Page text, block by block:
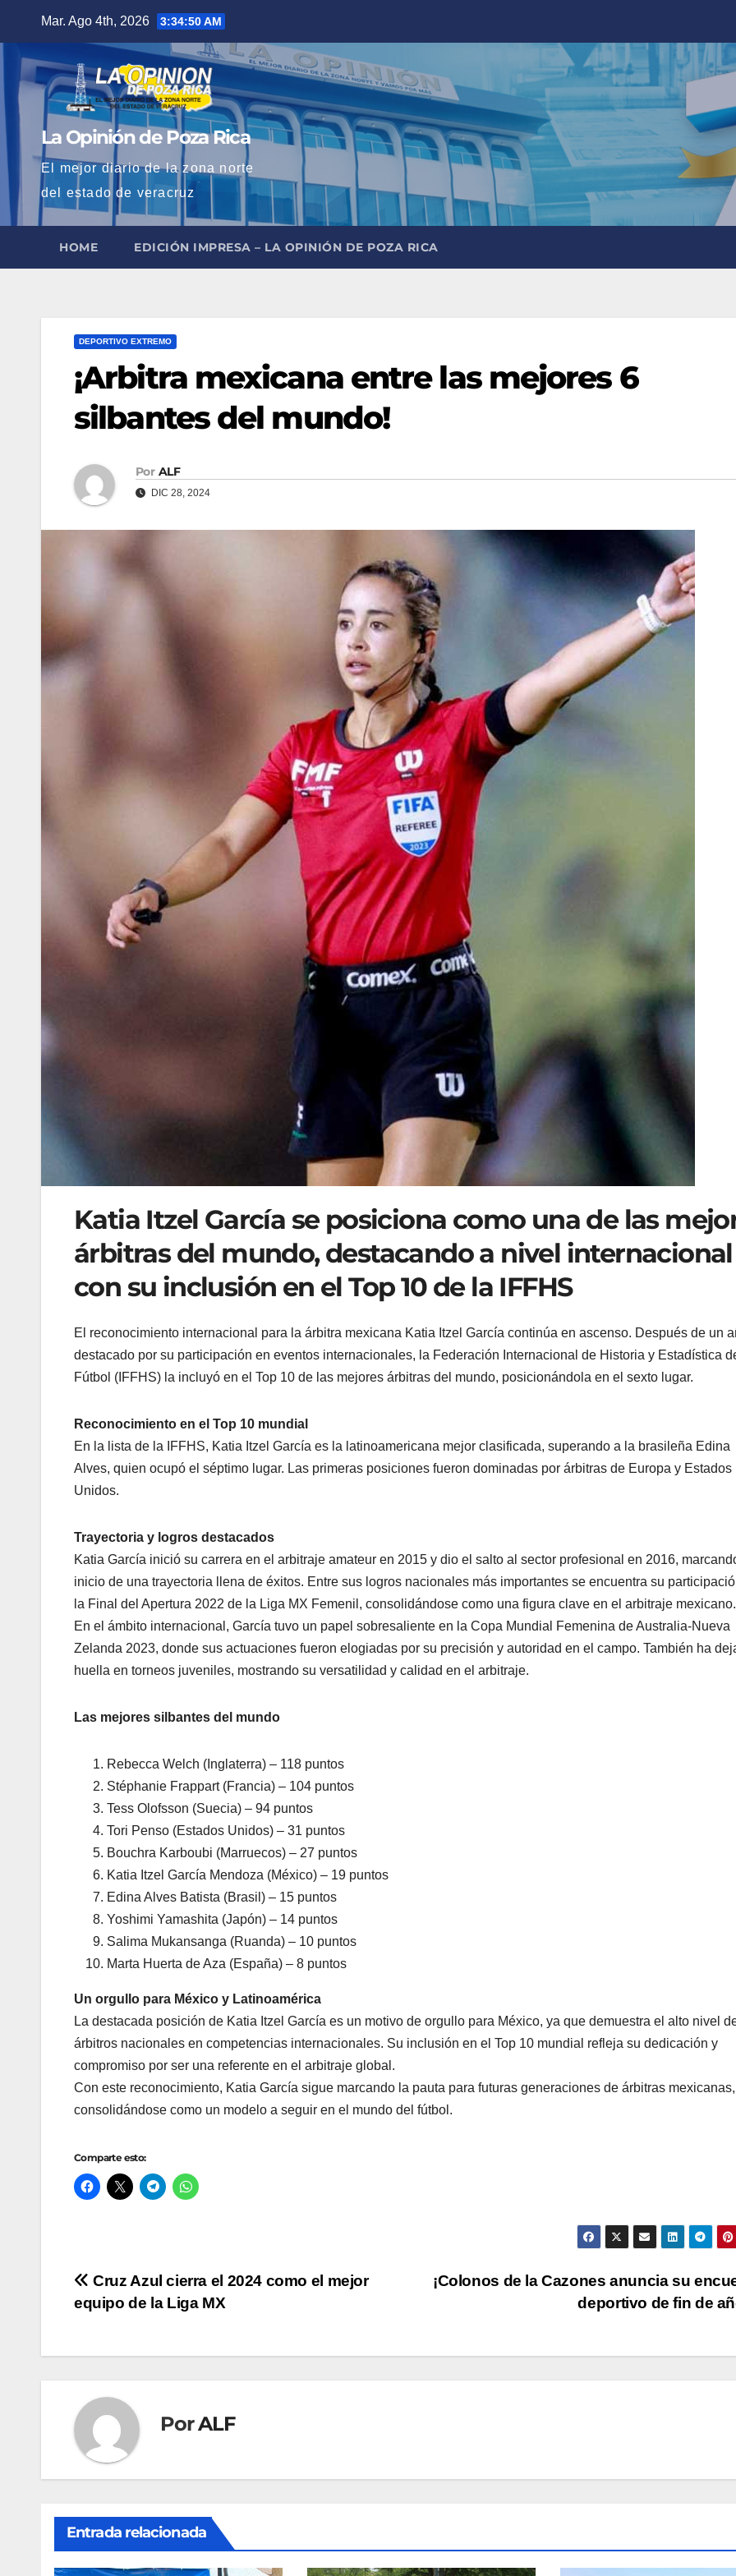
contenido
Mar. Ago 4th, 2026 3:34:51 AM
La Opinión de Poza Rica
El mejor diario de la zona norte
del estado de veracruz
HOME EDICIÓN IMPRESA – LA OPINIÓN DE POZA RICA
DEPORTIVO EXTREMO
¡Arbitra mexicana entre las mejores 6
silbantes del mundo!
Por ALF
DIC 28, 2024
Katia Itzel García se posiciona como una de las
árbitras del mundo, destacando a nivel internacional
con su inclusión en el Top 10 de la IFFHS
El reconocimiento internacional para la árbitra mexicana Katia Itzel García continúa en ascenso. Después de un
destacado por su participación en eventos internacionales, la Federación Internacional de Historia y Estadística
Fútbol (IFFHS) la incluyó en el Top 10 de las mejores árbitras del mundo, posicionándola en el sexto lugar.
Reconocimiento en el Top 10 mundial
En la lista de la IFFHS, Katia Itzel García es la latinoamericana mejor clasificada, superando a la brasileña Edina
Alves, quien ocupó el séptimo lugar. Las primeras posiciones fueron dominadas por árbitras de Europa y Estados
Unidos.
Trayectoria y logros destacados
Katia García inició su carrera en el arbitraje amateur en 2015 y dio el salto al sector profesional en 2016,
inicio de una trayectoria llena de éxitos. Entre sus logros nacionales más importantes se encuentra su
la Final del Apertura 2022 de la Liga MX Femenil, consolidándose como una figura clave en el arbitraje mexicano.
En el ámbito internacional, García tuvo un papel sobresaliente en la Copa Mundial Femenina de Australia-Nueva
Zelanda 2023, donde sus actuaciones fueron elogiadas por su precisión y autoridad en el campo. También ha
huella en torneos juveniles, mostrando su versatilidad y calidad en el arbitraje.
Las mejores silbantes del mundo
Rebecca Welch (Inglaterra) – 118 puntos
Stéphanie Frappart (Francia) – 104 puntos
Tess Olofsson (Suecia) – 94 puntos
Tori Penso (Estados Unidos) – 31 puntos
Bouchra Karboubi (Marruecos) – 27 puntos
Katia Itzel García Mendoza (México) – 19 puntos
Edina Alves Batista (Brasil) – 15 puntos
Yoshimi Yamashita (Japón) – 14 puntos
Salima Mukansanga (Ruanda) – 10 puntos
Marta Huerta de Aza (España) – 8 puntos
Un orgullo para México y Latinoamérica
La destacada posición de Katia Itzel García es un motivo de orgullo para México, ya que demuestra el alto nivel
árbitros nacionales en competencias internacionales. Su inclusión en el Top 10 mundial refleja su dedicación y
compromiso por ser una referente en el arbitraje global.
Con este reconocimiento, Katia García sigue marcando la pauta para futuras generaciones de árbitras mexicanas,
consolidándose como un modelo a seguir en el mundo del fútbol.
Comparte esto:
Navegación
de
entradas
¡Colonos de la Cazones anuncia su
deportivo de fin de
Cruz Azul cierra el 2024 como el mejor
equipo de la Liga MX
PorALF
Entrada relacionada